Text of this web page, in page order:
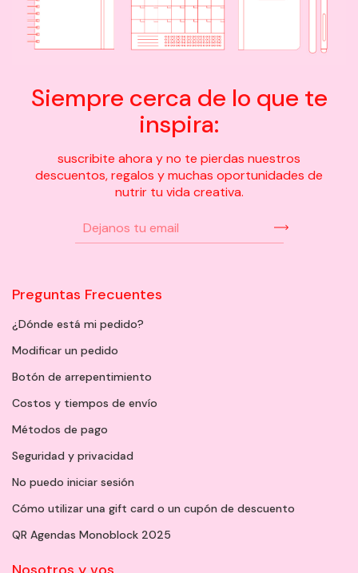
Siempre cerca de lo que te
inspira:
suscribite ahora y no te pierdas nuestros
descuentos, regalos y muchas oportunidades de
nutrir tu vida creativa.
Preguntas Frecuentes
¿Dónde está mi pedido?
Modificar un pedido
Botón de arrepentimiento
Costos y tiempos de envío
Métodos de pago
Seguridad y privacidad
No puedo iniciar sesión
Cómo utilizar una gift card o un cupón de descuento
QR Agendas Monoblock 2025